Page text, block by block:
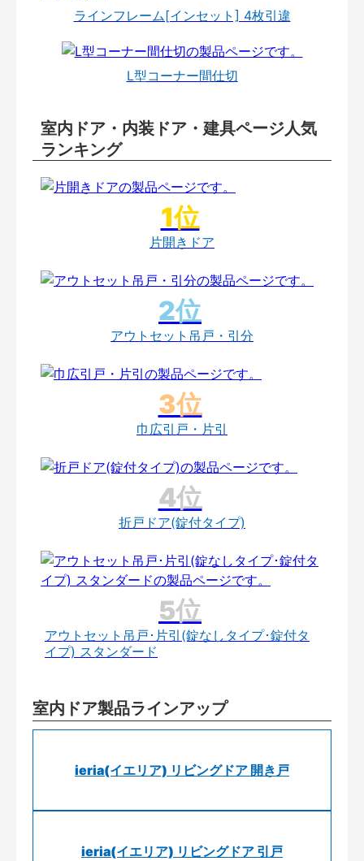
ラインフレーム[インセット] 4枚引違
L型コーナー間仕切
室内ドア・内装ドア・建具ページ人気
ランキング
片開きドア
アウトセット吊戸・引分
巾広引戸・片引
折戸ドア(錠付タイプ)
アウトセット吊戸･片引(錠なしタイプ･錠付タ
イプ) スタンダード
室内ドア製品ラインアップ
ieria(イエリア) リビングドア 開き戸
ieria(イエリア) リビングドア 引戸